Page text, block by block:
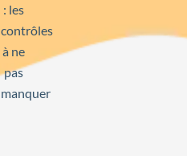
: les
contrôles
à ne
pas
manquer